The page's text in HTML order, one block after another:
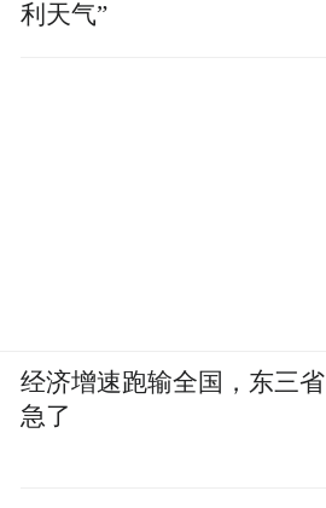
利天气”
经济增速跑输全国，东三省
急了